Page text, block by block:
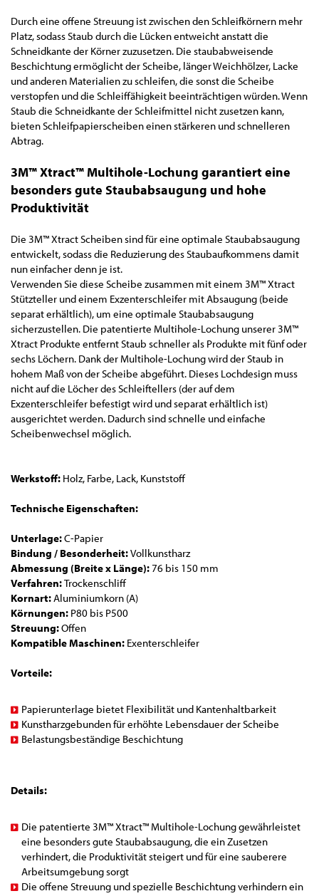
Durch eine offene Streuung ist zwischen den Schleifkörnern mehr
Platz, sodass Staub durch die Lücken entweicht anstatt die
Schneidkante der Körner zuzusetzen. Die staubabweisende
Beschichtung ermöglicht der Scheibe, länger Weichhölzer, Lacke
und anderen Materialien zu schleifen, die sonst die Scheibe
verstopfen und die Schleiffähigkeit beeinträchtigen würden. Wenn
Staub die Schneidkante der Schleifmittel nicht zusetzen kann,
bieten Schleifpapierscheiben einen stärkeren und schnelleren
Abtrag.
3M™ Xtract™ Multihole-Lochung garantiert eine
besondersgute Staubabsaugung und hohe
Produktivität
Die 3M™ Xtract Scheiben sind für eine optimale Staubabsaugung
entwickelt, sodass die Reduzierung des Staubaufkommens damit
nun einfacher denn je ist.
Verwenden Sie diese Scheibe zusammen mit einem 3M™ Xtract
Stützteller und einem Exzenterschleifer mit Absaugung (beide
separat erhältlich), um eine optimale Staubabsaugung
sicherzustellen. Die patentierte Multihole-Lochung unserer 3M™
Xtract Produkte entfernt Staub schneller als Produkte mit fünf oder
sechs Löchern. Dank der Multihole-Lochung wird der Staub in
hohem Maß von der Scheibe abgeführt. Dieses Lochdesign muss
nicht auf die Löcher des Schleiftellers (der auf dem
Exzenterschleifer befestigt wird und separat erhältlich ist)
ausgerichtet werden. Dadurch sind schnelle und einfache
Scheibenwechsel möglich.
Werkstoff: Holz, Farbe, Lack, Kunststoff
Technische Eigenschaften:
Unterlage:C-Papier
Bindung / Besonderheit:Vollkunstharz
Abmessung (Breite x Länge):76 bis 150 mm
Verfahren:Trockenschliff
Kornart:Aluminiumkorn (A)
Körnungen: P80 bis P500
Streuung:Offen
Kompatible Maschinen: Exenterschleifer
Vorteile:
Papierunterlage bietet Flexibilität und Kantenhaltbarkeit
Kunstharzgebunden für erhöhte Lebensdauer der Scheibe
Belastungsbeständige Beschichtung
Details:
Die patentierte 3M™ Xtract™ Multihole-Lochung gewährleistet
eine besonders gute Staubabsaugung, die ein Zusetzen
verhindert, die Produktivität steigert und für eine sauberere
Arbeitsumgebung sorgt
Die offene Streuung und spezielle Beschichtung verhindern ein